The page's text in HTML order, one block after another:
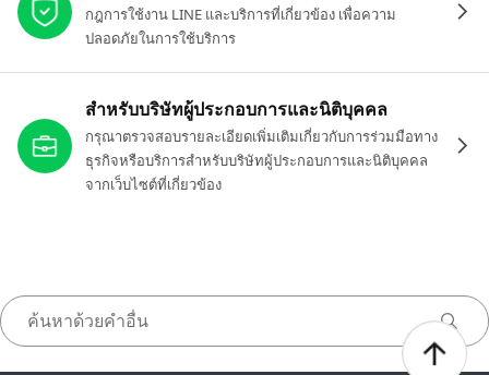
กฎการใช้งาน LINE และบริการที่เกี่ยวข้อง เพื่อความ
ปลอดภัยในการใช้บริการ
สำหรับบริษัทผู้ประกอบการและนิติบุคคล
กรุณาตรวจสอบรายละเอียดเพิ่มเติมเกี่ยวกับการร่วมมือทาง
ธุรกิจหรือบริการสำหรับบริษัทผู้ประกอบการและนิติบุคคล
จากเว็บไซต์ที่เกี่ยวข้อง